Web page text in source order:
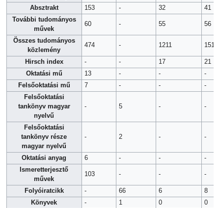
Absztrakt 153 - 32
41
További tudományos
művek
60 - 55 56
Összes tudományos
közlemény
474 - 1211 1518
Hirsch index - - 17
21
Oktatási mű
13 - -
-
Felsőoktatási mű
7 - -
-
Felsőoktatási
tankönyv magyar
nyelvű
- 5 - -
Felsőoktatási
tankönyv része
magyar nyelvű
- 2 - -
Oktatási anyag 6 - -
-
Ismeretterjesztő
művek
103 - - -
Folyóiratcikk - 66 6
8
Könyvek
- 1 0
0